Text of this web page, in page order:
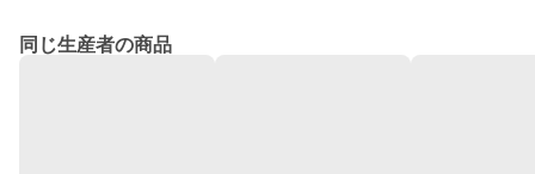
同じ生産者の商品